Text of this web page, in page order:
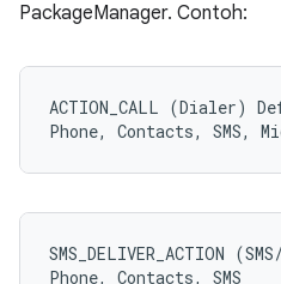
PackageManager. Contoh:
ACTION_CALL (Dialer)
SMS_DELIVER_ACTION